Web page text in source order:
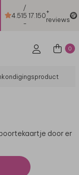
4.51
/
5
-
17.150+
reviews
0
door er